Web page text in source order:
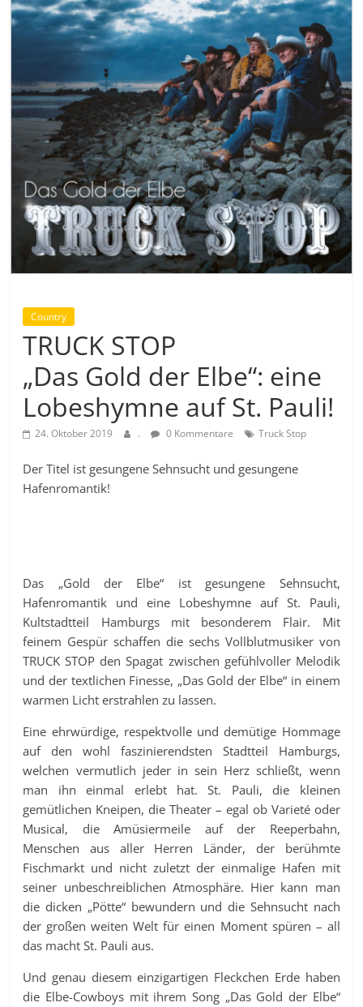
Country
TRUCK STOP
„Das Gold der Elbe“: eine
Lobeshymne auf St. Pauli!
24. Oktober 2019 . 0 Kommentare Truck Stop
Der Titel ist gesungene Sehnsucht und gesungene
Hafenromantik!
Das „Gold der Elbe“ ist gesungene Sehnsucht,
Hafenromantik und eine Lobeshymne auf St. Pauli,
Kultstadtteil Hamburgs mit besonderem Flair. Mit
feinem Gespür schaffen die sechs Vollblutmusiker von
TRUCK STOP den Spagat zwischen gefühlvoller Melodik
und der textlichen Finesse, „Das Gold der Elbe“ in einem
warmen Licht erstrahlen zu lassen.
Eine ehrwürdige, respektvolle und demütige Hommage
auf den wohl faszinierendsten Stadtteil Hamburgs,
welchen vermutlich jeder in sein Herz schließt, wenn
man ihn einmal erlebt hat. St. Pauli, die kleinen
gemütlichen Kneipen, die Theater – egal ob Varieté oder
Musical, die Amüsiermeile auf der Reeperbahn,
Menschen aus aller Herren Länder, der berühmte
Fischmarkt und nicht zuletzt der einmalige Hafen mit
seiner unbeschreiblichen Atmosphäre. Hier kann man
die dicken „Pötte“ bewundern und die Sehnsucht nach
der großen weiten Welt für einen Moment spüren – all
das macht St. Pauli aus.
Und genau diesem einzigartigen Fleckchen Erde haben
die Elbe-Cowboys mit ihrem Song „Das Gold der Elbe“